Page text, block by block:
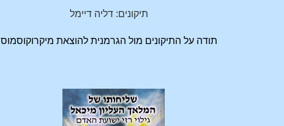
תיקונים: דליה דיימל
תודה על התיקונים מול הגרמנית להוצאת מיקרוקוסמוס